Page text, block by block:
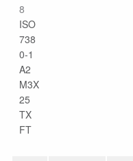
8
ISO
738
0-1
A2
M3X
25
TX
FT